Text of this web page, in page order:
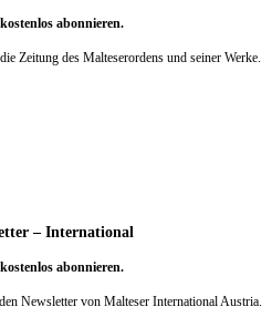
abonnieren.
Zeitung des Malteserordens und seiner Werke.
– International
abonnieren.
Newsletter von Malteser International Austria.